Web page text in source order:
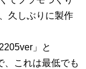
久しぶりに製作
」と
、これは最低でも